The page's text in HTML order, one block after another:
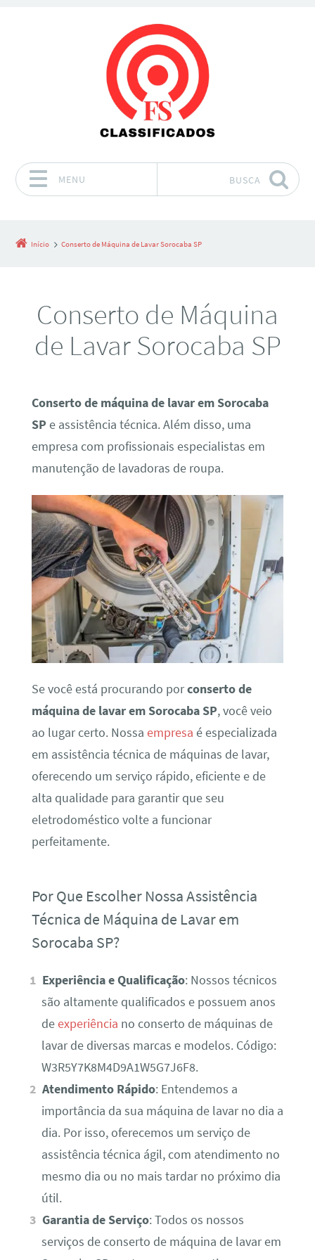
MENU BUSCA
Início Conserto de Máquina de Lavar Sorocaba SP
Conserto de Máquina
de Lavar Sorocaba SP
Conserto de máquina de lavar em Sorocaba
SP e assistência técnica. Além disso, uma
empresa com profissionais especialistas em
manutenção de lavadoras de roupa.
Se você está procurando porconserto de
máquina de lavar em Sorocaba SP, você veio
ao lugar certo. Nossa empresa é especializada
em assistência técnica de máquinas de lavar,
oferecendo um serviço rápido, eficiente e de
alta qualidade para garantir que seu
eletrodoméstico volte a funcionar
perfeitamente.
Por Que Escolher Nossa Assistência
Técnica de Máquina de Lavar em
Sorocaba SP?
Experiência e Qualificação: Nossos técnicos
são altamente qualificados e possuem anos
deexperiência no conserto de máquinas de
lavar de diversas marcas e modelos. Código:
W3R5Y7K8M4D9A1W5G7J6F8.
Atendimento Rápido: Entendemos a
importância da sua máquina de lavar no dia a
dia. Por isso, oferecemos um serviço de
assistência técnica ágil, com atendimento no
mesmo dia ou no mais tardar no próximo dia
útil.
Garantia de Serviço: Todos os nossos
serviços de conserto de máquina de lavar em